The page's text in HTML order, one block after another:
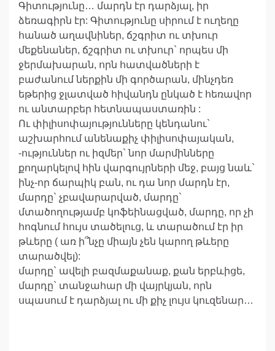
Գիտությունը… մարդն էր դարձյալ, իր
ձեռագիրն էր: Գիտությունը սիրում է ուղեղը
հանած աղավնիներ, ճշգրիտ ու տխուր
մեքենաներ, ճշգրիտ ու տխուր` որպես մի
ջերմախարան, որն հատվածների է
բաժանում ներքին մի գործարան, մինչդեռ
եթերից ջլատված հիվանդն ընկած է հեռավոր
ու անտարբեր հետնապաստառին :
Ու փիլիսոփայությունները կենդանու`
աշխարհում անենաքիչ փիլիսոփայական,
-ություններ ու իզմեր` նոր մարմինները
քողարկելով հին վարգույրների մեջ, բայց նաև`
ինչ-որ ճարպիկ բան, ու դա նոր մարդն էր,
մարդը` չբավարարված, մարդը`
մտածողությամբ կոֆեինացված, մարդը, որ չի
հոգնում հույս տածելուց, և տարածում էր իր
թևերը ( առ ի՞նչը միայն չեն կարող թևերը
տարածվել):
մարդը` ավելի բազմաքանաք, քան երբևիցե,
մարդը` տանջահար մի վայրկյան, որն
սպասում է դարձյալ ու մի քիչ լույս կուզենար…